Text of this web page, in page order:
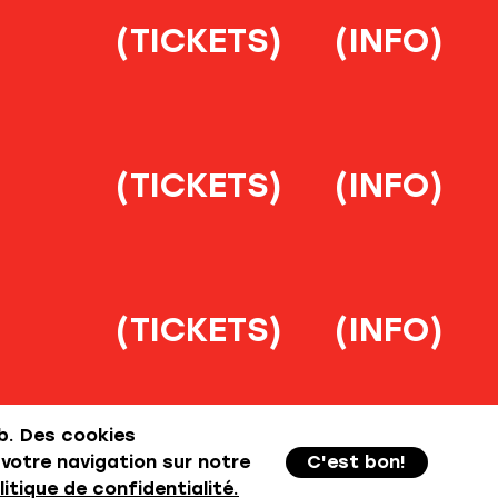
(TICKETS) (INFO)
(TICKETS) (INFO)
(TICKETS) (INFO)
Des cookies
navigation sur notre
de confidentialité.
C'est bon!